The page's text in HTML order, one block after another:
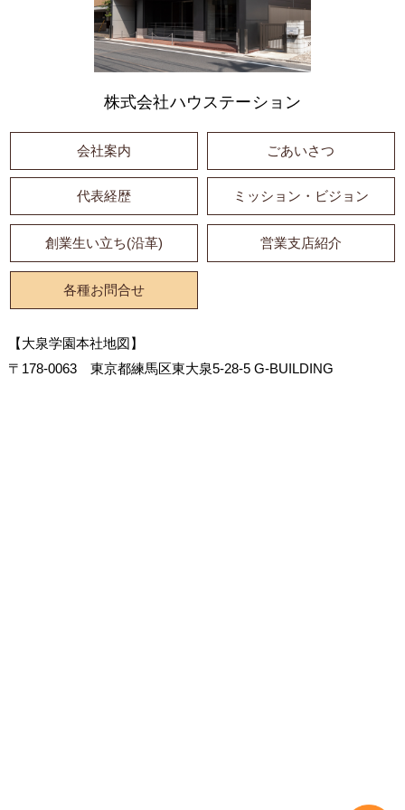
株式会社ハウステーション
会社案内 ごあいさつ
代表経歴 ミッション・ビジョン
創業生い立ち(沿革) 営業支店紹介
各種お問合せ
【大泉学園本社地図】
〒178-0063 東京都練馬区東大泉5-28-5 G-BUILDING